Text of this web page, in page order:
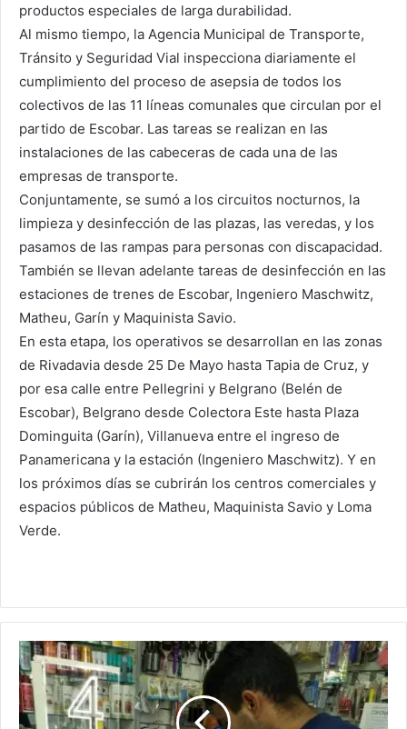
productos especiales de larga durabilidad.
Al mismo tiempo, la Agencia Municipal de Transporte,
Tránsito y Seguridad Vial inspecciona diariamente el
cumplimiento del proceso de asepsia de todos los
colectivos de las 11 líneas comunales que circulan por el
partido de Escobar. Las tareas se realizan en las
instalaciones de las cabeceras de cada una de las
empresas de transporte.
Conjuntamente, se sumó a los circuitos nocturnos, la
limpieza y desinfección de las plazas, las veredas, y los
pasamos de las rampas para personas con discapacidad.
También se llevan adelante tareas de desinfección en las
estaciones de trenes de Escobar, Ingeniero Maschwitz,
Matheu, Garín y Maquinista Savio.
En esta etapa, los operativos se desarrollan en las zonas
de Rivadavia desde 25 De Mayo hasta Tapia de Cruz, y
por esa calle entre Pellegrini y Belgrano (Belén de
Escobar), Belgrano desde Colectora Este hasta Plaza
Dominguita (Garín), Villanueva entre el ingreso de
Panamericana y la estación (Ingeniero Maschwitz). Y en
los próximos días se cubrirán los centros comerciales y
espacios públicos de Matheu, Maquinista Savio y Loma
Verde.